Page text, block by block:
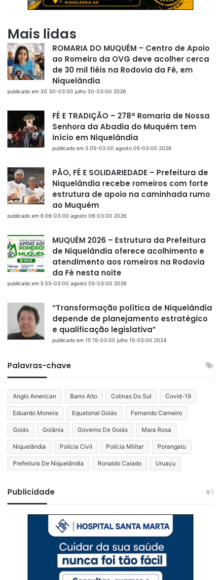
Mais lidas
ROMARIA DO MUQUÉM – Centro de Apoio
ao Romeiro da OVG deve acolher cerca
de 30 mil fiéis na Rodovia da Fé, em
Niquelândia
publicado em 30 30-03:00 julho 30-03:00 2026
FÉ E TRADIÇÃO – 278ª Romaria de Nossa
Senhora da Abadia do Muquém tem
início em Niquelândia
publicado em 5 05-03:00 agosto 05-03:00 2026
PÃO, FÉ E SOLIDARIEDADE – Prefeitura de
Niquelândia recebe romeiros com forte
estrutura de apoio na caminhada rumo
ao Muquém
publicado em 6 06-03:00 agosto 06-03:00 2026
MUQUÉM 2026 – Estrutura da Prefeitura
de Niquelândia oferece acolhimento e
atendimento aos romeiros na Rodovia
da Fé nesta noite
publicado em 5 05-03:00 agosto 05-03:00 2026
“Transformação política de Niquelândia
depende de planejamento estratégico
e qualificação legislativa”
publicado em 15 15-03:00 julho 15-03:00 2024
Palavras-chave
Anglo American Barro Alto Colinas Do Sul Covid-19
Eduardo Moreira Equatorial Goiás Fernando Carneiro
Goiás Goiânia Governo De Goiás Mara Rosa
Niquelândia Polícia Civil Polícia Militar Porangatu
Prefeitura De Niquelândia Ronaldo Caiado Uruaçu
Publicidade